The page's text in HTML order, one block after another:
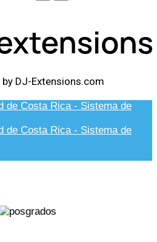
by DJ-Extensions.com